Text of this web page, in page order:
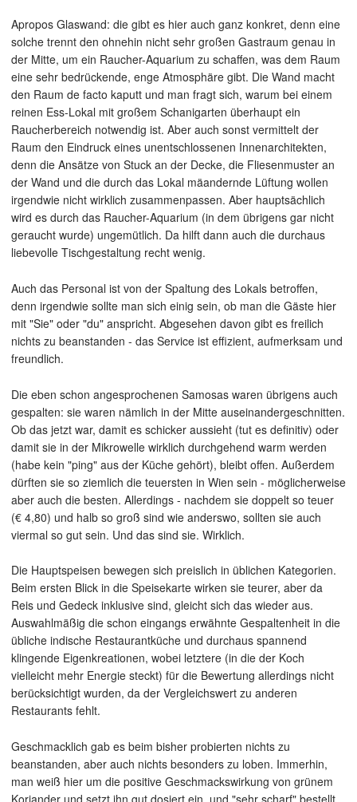
Apropos Glaswand: die gibt es hier auch ganz konkret, denn eine
solche trennt den ohnehin nicht sehr großen Gastraum genau in
der Mitte, um ein Raucher-Aquarium zu schaffen, was dem Raum
eine sehr bedrückende, enge Atmosphäre gibt. Die Wand macht
den Raum de facto kaputt und man fragt sich, warum bei einem
reinen Ess-Lokal mit großem Schanigarten überhaupt ein
Raucherbereich notwendig ist. Aber auch sonst vermittelt der
Raum den Eindruck eines unentschlossenen Innenarchitekten,
denn die Ansätze von Stuck an der Decke, die Fliesenmuster an
der Wand und die durch das Lokal mäandernde Lüftung wollen
irgendwie nicht wirklich zusammenpassen. Aber hauptsächlich
wird es durch das Raucher-Aquarium (in dem übrigens gar nicht
geraucht wurde) ungemütlich. Da hilft dann auch die durchaus
liebevolle Tischgestaltung recht wenig.
Auch das Personal ist von der Spaltung des Lokals betroffen,
denn irgendwie sollte man sich einig sein, ob man die Gäste hier
mit "Sie" oder "du" anspricht. Abgesehen davon gibt es freilich
nichts zu beanstanden - das Service ist effizient, aufmerksam und
freundlich.
Die eben schon angesprochenen Samosas waren übrigens auch
gespalten: sie waren nämlich in der Mitte auseinandergeschnitten.
Ob das jetzt war, damit es schicker aussieht (tut es definitiv) oder
damit sie in der Mikrowelle wirklich durchgehend warm werden
(habe kein "ping" aus der Küche gehört), bleibt offen. Außerdem
dürften sie so ziemlich die teuersten in Wien sein - möglicherweise
aber auch die besten. Allerdings - nachdem sie doppelt so teuer
(€ 4,80) und halb so groß sind wie anderswo, sollten sie auch
viermal so gut sein. Und das sind sie. Wirklich.
Die Hauptspeisen bewegen sich preislich in üblichen Kategorien.
Beim ersten Blick in die Speisekarte wirken sie teurer, aber da
Reis und Gedeck inklusive sind, gleicht sich das wieder aus.
Auswahlmäßig die schon eingangs erwähnte Gespaltenheit in die
übliche indische Restaurantküche und durchaus spannend
klingende Eigenkreationen, wobei letztere (in die der Koch
vielleicht mehr Energie steckt) für die Bewertung allerdings nicht
berücksichtigt wurden, da der Vergleichswert zu anderen
Restaurants fehlt.
Geschmacklich gab es beim bisher probierten nichts zu
beanstanden, aber auch nichts besonders zu loben. Immerhin,
man weiß hier um die positive Geschmackswirkung von grünem
Koriander und setzt ihn gut dosiert ein, und "sehr scharf" bestellt